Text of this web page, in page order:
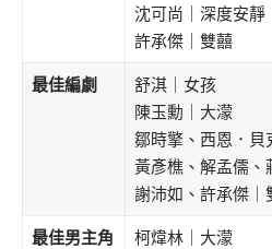
沈可尚｜深度安靜
許承傑｜雙囍
最佳編劇
舒淇｜女孩
陳玉勳｜大濛
鄒時擎、西恩．貝
黃彥樵、解孟儒、
謝沛如、許承傑｜
最佳男主角
柯煒林｜大濛